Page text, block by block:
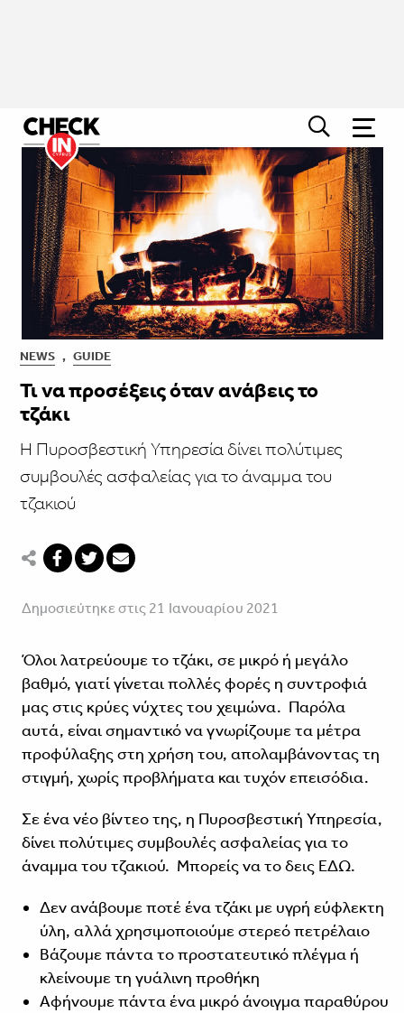
NEWS , GUIDE
Τι να προσέξεις όταν ανάβεις το
τζάκι
Η Πυροσβεστική Υπηρεσία δίνει πολύτιμες
συμβουλές ασφαλείας για το άναμμα του
τζακιού
Δημοσιεύτηκε στις 21 Ιανουαρίου 2021
Όλοι λατρεύουμε το τζάκι, σε μικρό ή μεγάλο
βαθμό, γιατί γίνεται πολλές φορές η συντροφιά
μας στις κρύες νύχτες του χειμώνα. Παρόλα
αυτά, είναι σημαντικό να γνωρίζουμε τα μέτρα
προφύλαξης στη χρήση του, απολαμβάνοντας τη
στιγμή, χωρίς προβλήματα και τυχόν επεισόδια.
Σε ένα νέο βίντεο της, η Πυροσβεστική Υπηρεσία,
δίνει πολύτιμες συμβουλές ασφαλείας για το
άναμμα του τζακιού. Μπορείς να το δεις ΕΔΩ.
Δεν ανάβουμε ποτέ ένα τζάκι με υγρή εύφλεκτη
ύλη, αλλά χρησιμοποιούμε στερεό πετρέλαιο
Βάζουμε πάντα το προστατευτικό πλέγμα ή
κλείνουμε τη γυάλινη προθήκη
Αφήνουμε πάντα ένα μικρό άνοιγμα παραθύρου